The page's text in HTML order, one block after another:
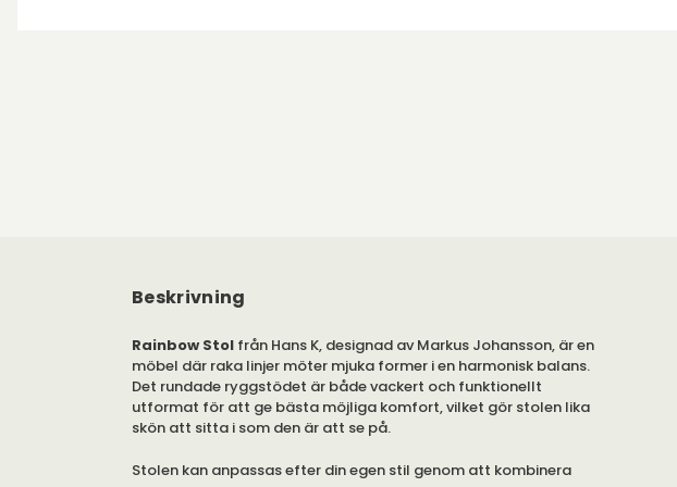
Beskrivning
Rainbow Stol från Hans K, designad av Markus Johansson, är en
möbel där raka linjer möter mjuka former i en harmonisk balans.
Det rundade ryggstödet är både vackert och funktionellt
utformat för att ge bästa möjliga komfort, vilket gör stolen lika
skön att sitta i som den är att se på.
Stolen kan anpassas efter din egen stil genom att kombinera